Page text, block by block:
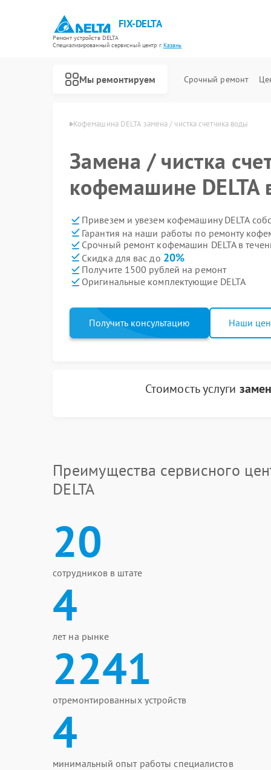
FIX-DELTA
Ремонт устройств DELTA
Специализированный cервисный центр г.Казань
Мы ремонтируем Срочный ремонт
Кофемашина DELTA замена / чистка счетчика воды
Замена / чистка
кофемашине DELTA
Привезем и увезем кофемашину DELTA
Гарантия на наши работы по ремонту
Срочный ремонт кофемашин DELTA в
Скидка для вас до 20%
Получите 1500 рублей на ремонт
Оригинальные комплектующие DELTA
Получить консультацию Наши
Стоимость услуги
Преимущества сервисного
DELTA
20
сотрудников в штате
4
лет на рынке
2241
отремонтированных устройств
4
минимальный опыт работы специалистов